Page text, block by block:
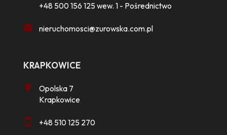
+48 500 156 125 wew. 1 - Pośrednictwo
nieruchomosci@zurowska.com.pl
KRAPKOWICE
Opolska 7
Krapkowice
+48 510 125 270